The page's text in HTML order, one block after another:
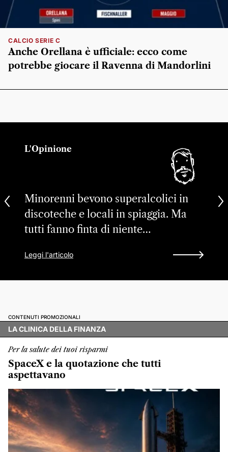
CALCIO SERIE C
Anche Orellana è ufficiale: ecco come
potrebbe giocare il Ravenna di Mandorlini
L'Opinione
Minorenni bevono superalcolici in
discoteche e locali in spiaggia. Ma
tutti fanno finta di niente…
Leggi l'articolo
CONTENUTI PROMOZIONALI
LA CLINICA DELLA FINANZA
Per la salute dei tuoi risparmi
SpaceX e la quotazione che tutti
aspettavano